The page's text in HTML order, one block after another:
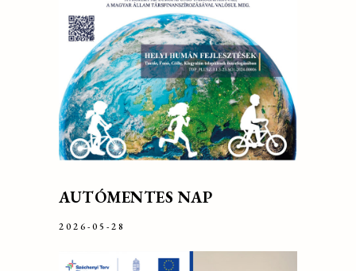
AUTÓMENTES NAP
2026-05-28